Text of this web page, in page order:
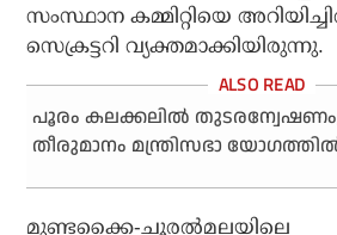
സംസ്ഥാന കമ്മിറ്റിയെ
സെക്രട്ടറി വ്യക്തമാക്കിയിരുന്നു.
പൂരം കലക്കലില്‍
തീരുമാനം മന്ത്രിസഭാ
മുണ്ടക്കൈ-ചൂരല്‍മലയിലെ